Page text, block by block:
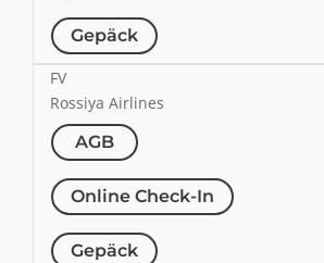
Gepäck
FV
Rossiya Airlines
AGB
Online Check-In
Gepäck